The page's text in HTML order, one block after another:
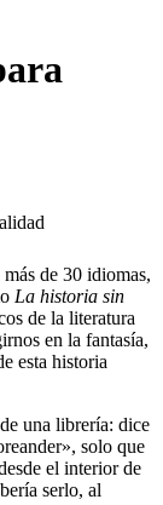
de 30 idiomas,
La historia sin
de la literatura
en la fantasía,
esta historia
una librería: dice
solo que
el interior de
serlo, al